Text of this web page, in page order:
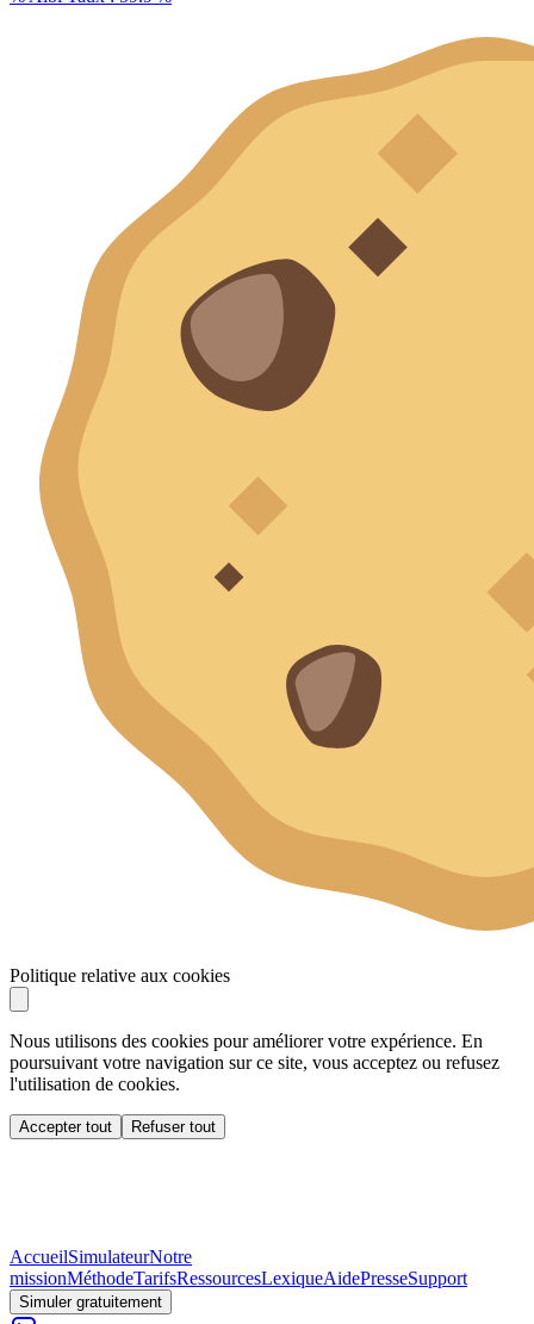
Politique relative aux cookies
Nous utilisons des cookies pour améliorer votre expérience. En
poursuivant votre navigation sur ce site, vous acceptez ou refusez
l'utilisation de cookies.
Accepter tout Refuser tout
AccueilSimulateurNotre
missionMéthodeTarifsRessourcesLexiqueAidePresseSupport
Simuler gratuitement